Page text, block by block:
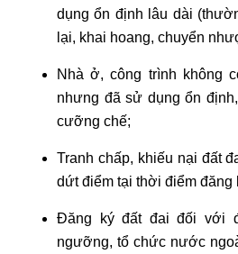
dụng ổn định lâu dài
lại, khai hoang, chuyển
Nhà ở, công trình không
nhưng đã sử dụng ổn
cưỡng chế;
Tranh chấp, khiếu nại đất
dứt điểm tại thời điểm đăng
Đăng ký đất đai đối với
ngưỡng, tổ chức nước